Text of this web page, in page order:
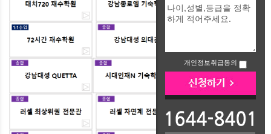
개인정보취급동의